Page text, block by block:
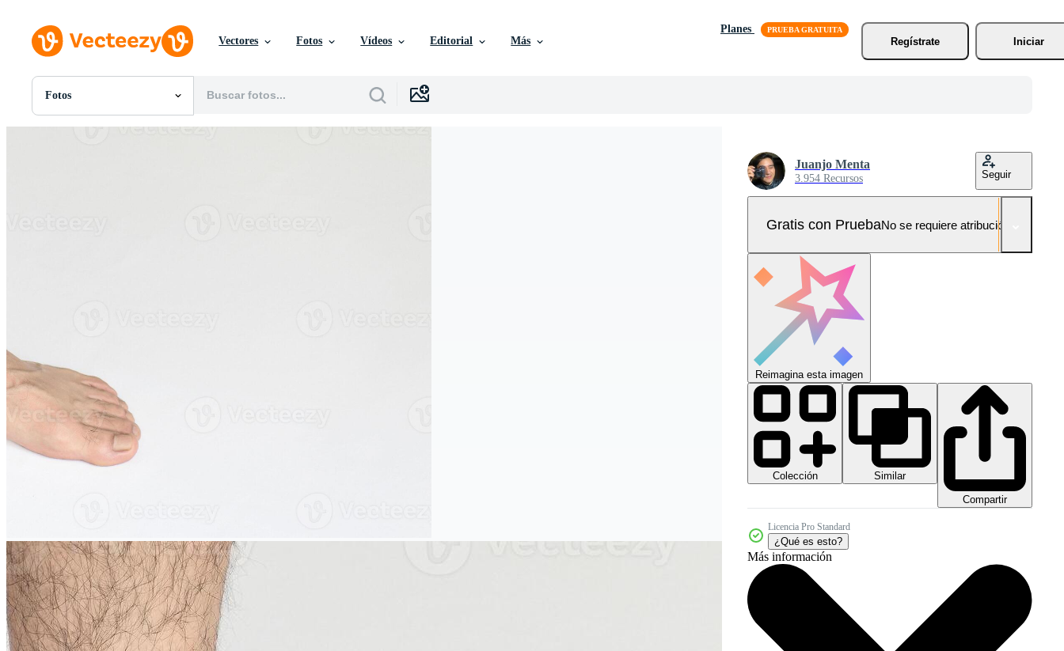
Vectores Fotos Vídeos Editorial Más
Planes
Regístrate
Iniciar
Fotos
Todas Imágenes
Juanjo Menta
3.954 Recursos Seguir
Gratis con PruebaNo se requiere atribución!
Reimagina esta imagen
Colección
Similar
Compartir
Licencia Pro Standard
¿Qué es esto?
Más información